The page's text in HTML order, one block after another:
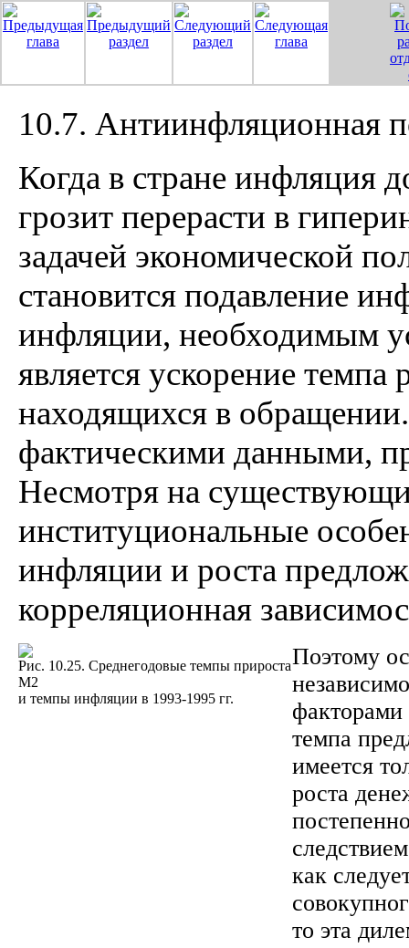
10.7. Антиинфляционная
Когда в стране инфляция
грозит перерасти в
задачей экономической
становится подавление
инфляции, необходимым
является ускорение темпа
находящихся в
фактическими данными,
Несмотря на
институциональные
инфляции и роста
корреляционная
Рис. 10.25. Среднегодовые темпы прироста
М2
и темпы инфляции в 1993-1995 гг.
Поэтому
темпа
имеется
роста
как
то эта